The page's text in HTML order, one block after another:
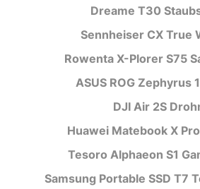
Dreame T30
Sennheiser CX True
Rowenta X-Plorer S75
ASUS ROG Zephyrus
DJI Air 2S
Huawei Matebook X
Tesoro Alphaeon S1
Samsung Portable SSD T7